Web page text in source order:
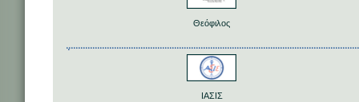
Θεόφιλος
ΙΑΣΙΣ